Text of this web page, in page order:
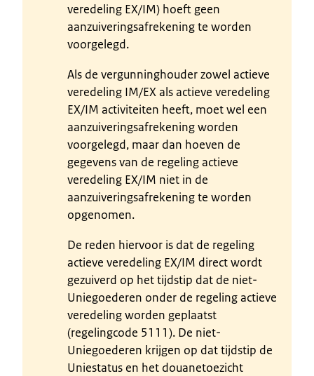
veredeling EX/IM) hoeft geen
aanzuiveringsafrekening te worden
voorgelegd.
Als de vergunninghouder zowel actieve
veredeling IM/EX als actieve veredeling
EX/IM activiteiten heeft, moet wel een
aanzuiveringsafrekening worden
voorgelegd, maar dan hoeven de
gegevens van de regeling actieve
veredeling EX/IM niet in de
aanzuiveringsafrekening te worden
opgenomen.
De reden hiervoor is dat de regeling
actieve veredeling EX/IM direct wordt
gezuiverd op het tijdstip dat de niet-
Uniegoederen onder de regeling actieve
veredeling worden geplaatst
(regelingcode 5111). De niet-
Uniegoederen krijgen op dat tijdstip de
Uniestatus en het douanetoezicht